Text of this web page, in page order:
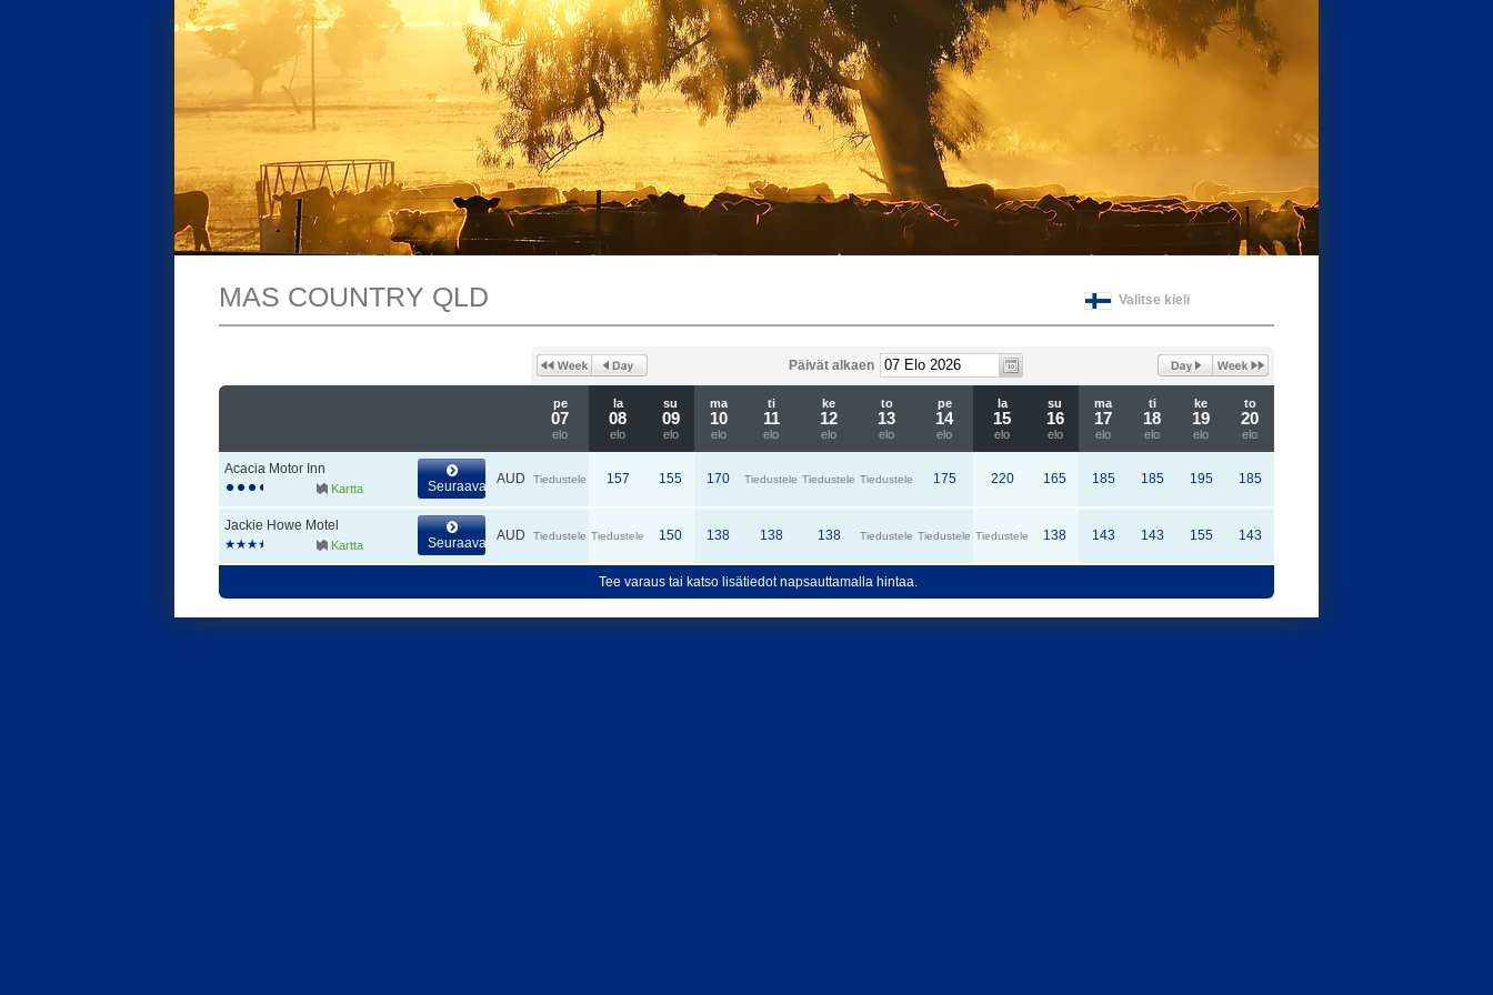
Valitse kieli
MAS COUNTRY QLD
Päivät alkaen
pe
07
elo
la
08
elo
su
09
elo
ma
10
elo
ti
11
elo
ke
12
elo
to
13
elo
pe
14
elo
la
15
elo
su
16
elo
ma
17
elo
ti
18
elo
ke
19
elo
to
20
elo
Acacia Motor Inn
Kartta Seuraava AUD Tiedustele 157 155 170 Tiedustele Tiedustele Tiedustele 175 220 165 185 185 195 185
Jackie Howe Motel
Kartta Seuraava AUD Tiedustele Tiedustele 150 138 138 138 Tiedustele Tiedustele Tiedustele 138 143 143 155 143
Tee varaus tai katso lisätiedot napsauttamalla hintaa.